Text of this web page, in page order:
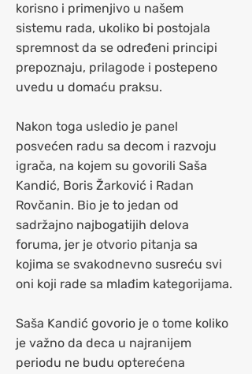
korisno i primenjivo u našem
sistemu rada, ukoliko bi postojala
spremnost da se određeni principi
prepoznaju, prilagode i postepeno
uvedu u domaću praksu.
Nakon toga usledio je panel
posvećen radu sa decom i razvoju
igrača, na kojem su govorili Saša
Kandić, Boris Žarković i Radan
Rovčanin. Bio je to jedan od
sadržajno najbogatijih delova
foruma, jer je otvorio pitanja sa
kojima se svakodnevno susreću svi
oni koji rade sa mlađim kategorijama.
Saša Kandić govorio je o tome koliko
je važno da deca u najranijem
periodu ne budu opterećena